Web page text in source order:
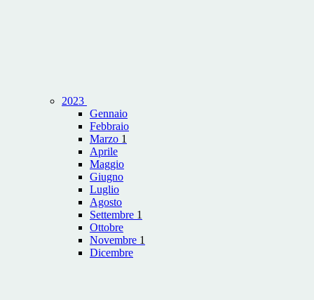
2023
Gennaio
Febbraio
Marzo 1
Aprile
Maggio
Giugno
Luglio
Agosto
Settembre 1
Ottobre
Novembre 1
Dicembre